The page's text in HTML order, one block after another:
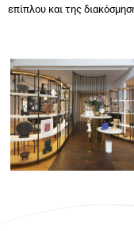
επίπλου και της